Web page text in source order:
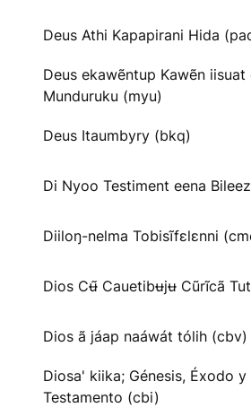
Deus Athi Kapapirani Hida
Deus ekawẽntup Kawẽn iisuat
Munduruku (myu)
Deus Itaumbyry (bkq)
Di Nyoo Testiment eena
Diiloŋ-nelma Tobisĩfɛlɛnni
Dios Cʉ̃ Cauetibʉjʉ Cũrĩcã
Dios ã jáap naáwát tólih (cbv)
Diosa' kiika; Génesis, Éxodo y
Testamento (cbi)